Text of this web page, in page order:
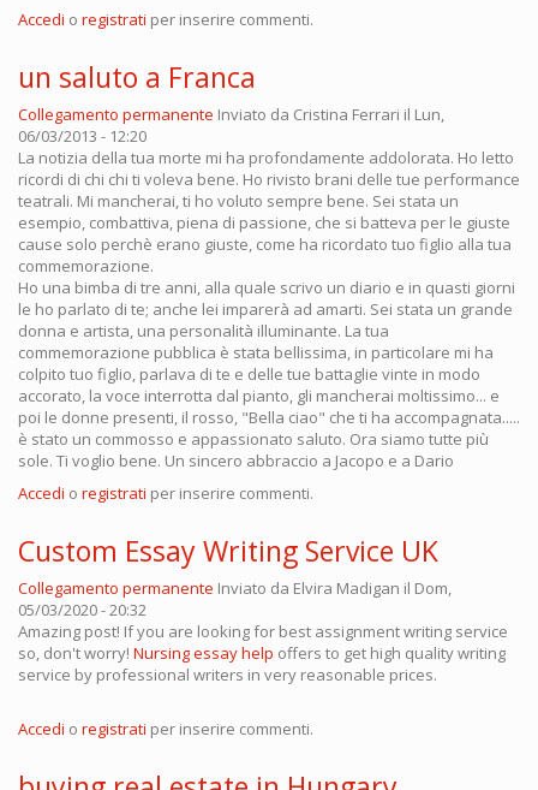
Accedi o registrati per inserire commenti.
un saluto a Franca
Collegamento permanente Inviato da Cristina Ferrari il Lun,
06/03/2013 - 12:20
La notizia della tua morte mi ha profondamente addolorata. Ho letto
ricordi di chi chi ti voleva bene. Ho rivisto brani delle tue performance
teatrali. Mi mancherai, ti ho voluto sempre bene. Sei stata un
esempio, combattiva, piena di passione, che si batteva per le giuste
cause solo perchè erano giuste, come ha ricordato tuo figlio alla tua
commemorazione.
Ho una bimba di tre anni, alla quale scrivo un diario e in quasti giorni
le ho parlato di te; anche lei imparerà ad amarti. Sei stata un grande
donna e artista, una personalità illuminante. La tua
commemorazione pubblica è stata bellissima, in particolare mi ha
colpito tuo figlio, parlava di te e delle tue battaglie vinte in modo
accorato, la voce interrotta dal pianto, gli mancherai moltissimo... e
poi le donne presenti, il rosso, "Bella ciao" che ti ha accompagnata.....
è stato un commosso e appassionato saluto. Ora siamo tutte più
sole. Ti voglio bene. Un sincero abbraccio a Jacopo e a Dario
Accedi o registrati per inserire commenti.
Custom Essay Writing Service UK
Collegamento permanente Inviato da Elvira Madigan il Dom,
05/03/2020 - 20:32
Amazing post! If you are looking for best assignment writing service
so, don't worry! Nursing essay help offers to get high quality writing
service by professional writers in very reasonable prices.
Accedi o registrati per inserire commenti.